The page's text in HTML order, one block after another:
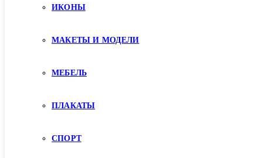
ИКОНЫ
МАКЕТЫ И МОДЕЛИ
МЕБЕЛЬ
ПЛАКАТЫ
СПОРТ